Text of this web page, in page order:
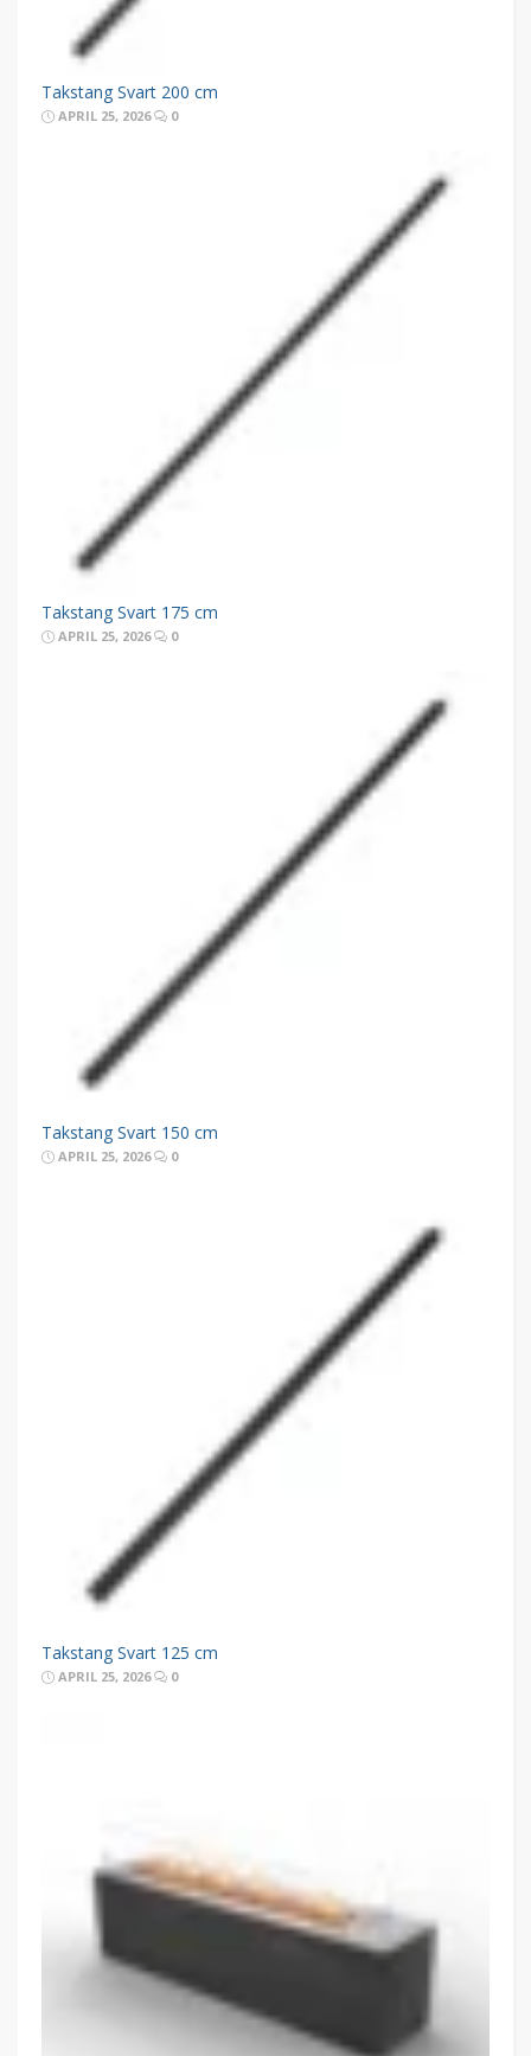
Takstang Svart 200 cm
APRIL 25, 2026 0
Takstang Svart 175 cm
APRIL 25, 2026 0
Takstang Svart 150 cm
APRIL 25, 2026 0
Takstang Svart 125 cm
APRIL 25, 2026 0